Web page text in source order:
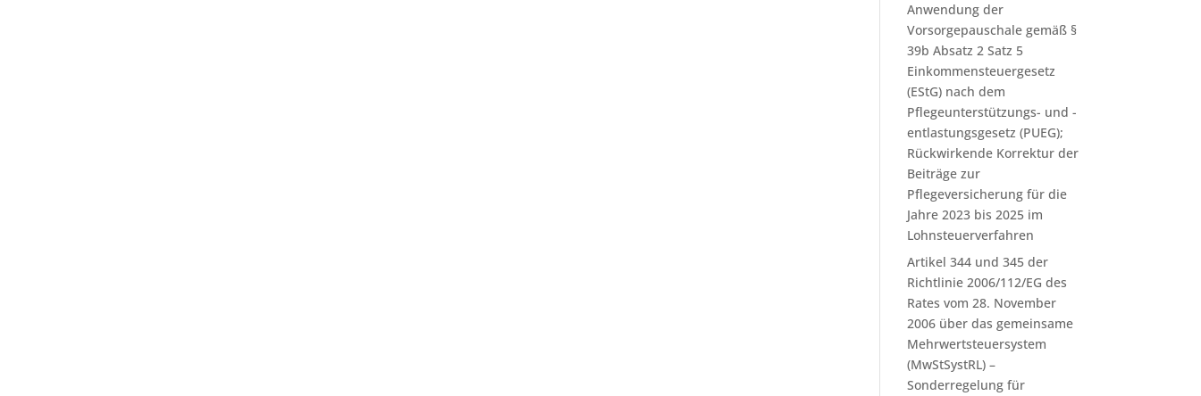
Anwendung der
Vorsorgepauschale gemäß §
39b Absatz 2 Satz 5
Einkommensteuergesetz
(EStG) nach dem
Pflegeunterstützungs- und -
entlastungsgesetz (PUEG);
Rückwirkende Korrektur der
Beiträge zur
Pflegeversicherung für die
Jahre 2023 bis 2025 im
Lohnsteuerverfahren
Artikel 344 und 345 der
Richtlinie 2006/112/EG des
Rates vom 28. November
2006 über das gemeinsame
Mehrwertsteuersystem
(MwStSystRL) –
Sonderregelung für